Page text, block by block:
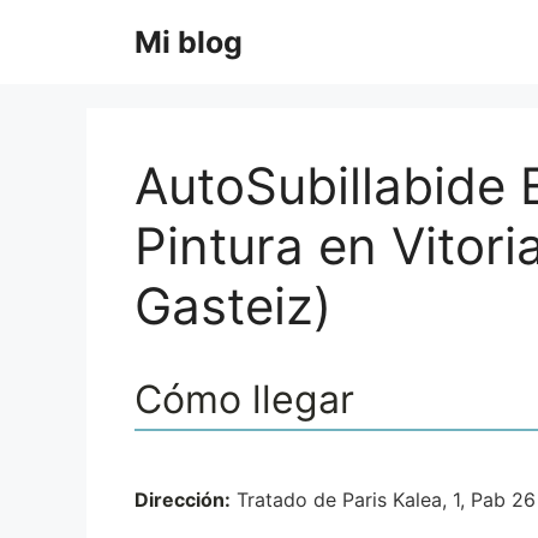
Mi blog
AutoSubillabide
Pintura en
Gasteiz)
Cómo llegar
Dirección: Tratado de Paris Kalea, 1, Pab 26